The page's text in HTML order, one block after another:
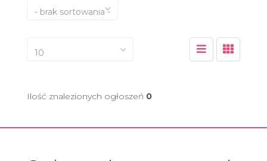
- brak sortowania -
10
Ilość znalezionych ogłoszeń 0